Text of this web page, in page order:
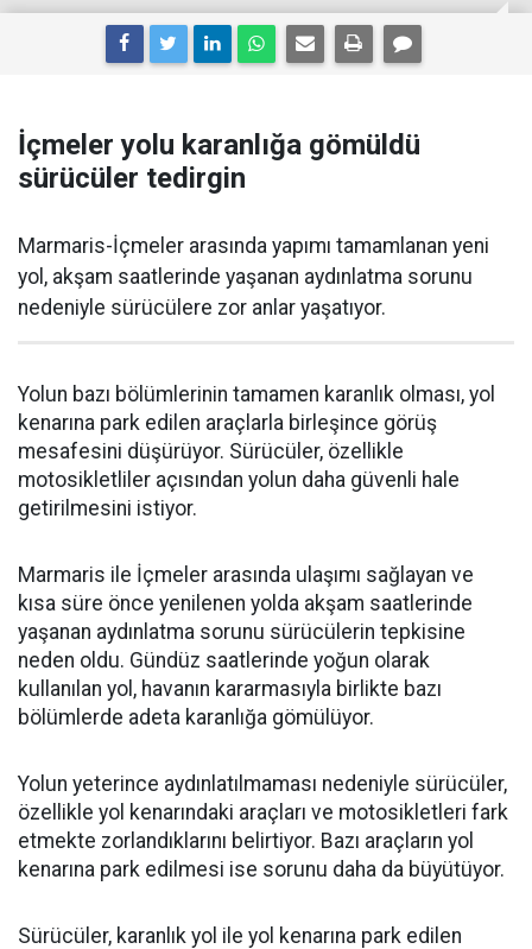
İçmeler yolu karanlığa gömüldü
sürücüler tedirgin
Marmaris-İçmeler arasında yapımı tamamlanan yeni
yol, akşam saatlerinde yaşanan aydınlatma sorunu
nedeniyle sürücülere zor anlar yaşatıyor.
Yolun bazı bölümlerinin tamamen karanlık olması, yol
kenarına park edilen araçlarla birleşince görüş
mesafesini düşürüyor. Sürücüler, özellikle
motosikletliler açısından yolun daha güvenli hale
getirilmesini istiyor.
Marmaris ile İçmeler arasında ulaşımı sağlayan ve
kısa süre önce yenilenen yolda akşam saatlerinde
yaşanan aydınlatma sorunu sürücülerin tepkisine
neden oldu. Gündüz saatlerinde yoğun olarak
kullanılan yol, havanın kararmasıyla birlikte bazı
bölümlerde adeta karanlığa gömülüyor.
Yolun yeterince aydınlatılmaması nedeniyle sürücüler,
özellikle yol kenarındaki araçları ve motosikletleri fark
etmekte zorlandıklarını belirtiyor. Bazı araçların yol
kenarına park edilmesi ise sorunu daha da büyütüyor.
Sürücüler, karanlık yol ile yol kenarına park edilen